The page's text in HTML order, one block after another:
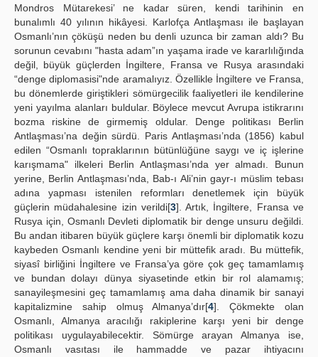
Mondros Mütarekesi’ ne kadar süren, kendi tarihinin en
bunalımlı 40 yılının hikâyesi. Karlofça Antlaşması ile başlayan
Osmanlı’nın çöküşü neden bu denli uzunca bir zaman aldı? Bu
sorunun cevabını "hasta adam”ın yaşama irade ve kararlılığında
değil, büyük güçlerden İngiltere, Fransa ve Rusya arasındaki
“denge diplomasisi"nde aramalıyız. Özellikle İngiltere ve Fransa,
bu dönemlerde giriştikleri sömürgecilik faaliyetleri ile kendilerine
yeni yayılma alanları buldular. Böylece mevcut Avrupa istikrarını
bozma riskine de girmemiş oldular. Denge politikası Berlin
Antlaşması’na değin sürdü. Paris Antlaşması’nda (1856) kabul
edilen “Osmanlı topraklarının bütünlüğüne saygı ve iç işlerine
karışmama" ilkeleri Berlin Antlaşması’nda yer almadı. Bunun
yerine, Berlin Antlaşması’nda, Bab-ı Ali’nin gayr-ı müslim tebası
adına yapması istenilen reformları denetlemek için büyük
güçlerin müdahalesine izin verildi[3]. Artık, İngiltere, Fransa ve
Rusya için, Osmanlı Devleti diplomatik bir denge unsuru değildi.
Bu andan itibaren büyük güçlere karşı önemli bir diplomatik kozu
kaybeden Osmanlı kendine yeni bir müttefik aradı. Bu müttefik,
siyasî birliğini İngiltere ve Fransa’ya göre çok geç tamamlamış
ve bundan dolayı dünya siyasetinde etkin bir rol alamamış;
sanayileşmesini geç tamamlamış ama daha dinamik bir sanayi
kapitalizmine sahip olmuş Almanya’dır[4]. Çökmekte olan
Osmanlı, Almanya aracılığı rakiplerine karşı yeni bir denge
politikası uygulayabilecektir. Sömürge arayan Almanya ise,
Osmanlı vasıtası ile hammadde ve pazar ihtiyacını